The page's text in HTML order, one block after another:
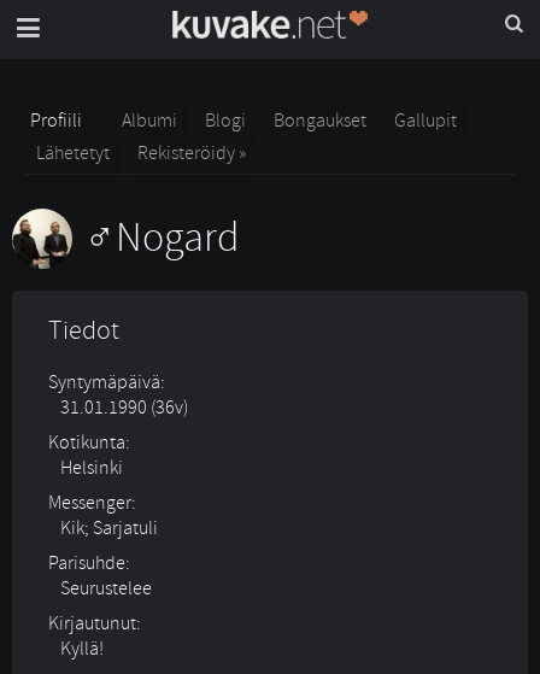
Profiili Albumi Blogi Bongaukset
Gallupit
Lähetetyt
Rekisteröidy »
Nogard
Tiedot
Syntymäpäivä:
31.01.1990 (36v)
Kotikunta:
Helsinki
Messenger:
Kik; Sarjatuli
Parisuhde:
Seurustelee
Kirjautunut:
Kyllä!